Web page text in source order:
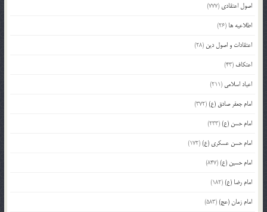
اصول اعتقادی (777)
اطلاعیه ها (26)
اعتقادات و اصول دین (28)
اعتکاف (43)
اعیاد اسلامی (211)
امام جعفر صادق (ع)(372)
امام حسن (ع)(233)
امام حسن عسکری (ع)(172)
امام حسین (ع)(847)
امام رضا (ع)(182)
امام زمان (عج)(583)